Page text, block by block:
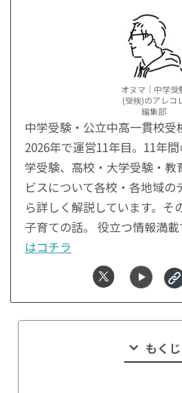
オヌマ｜中学受
(受検)のアレコ
編集部
中学受験・公立中高一貫校受
2026年で運営11年目。11年
学受験、高校・大学受験・教
ビスについて各校・各地域
ら詳しく解説しています。そ
子育ての話。 役立つ情報満載
はコチラ
もくじ